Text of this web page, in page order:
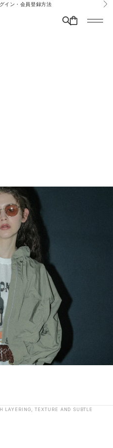
イン・会員登録方法 次
メニュ
検索CART
LAYERING, TEXTURE AND SUBTLE